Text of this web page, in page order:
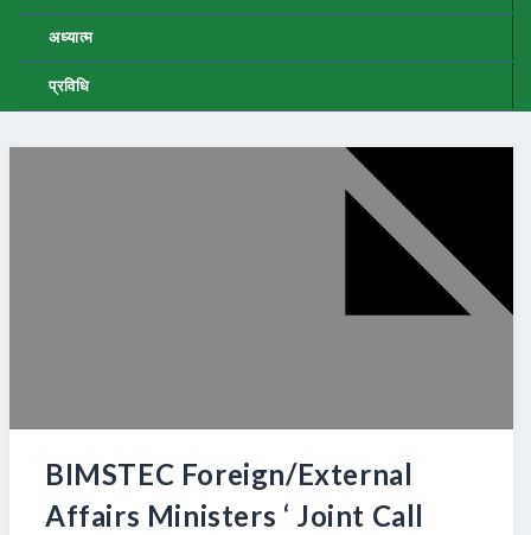
अध्यात्म
प्रविधि
BIMSTEC Foreign/External
Affairs Ministers ‘ Joint Call